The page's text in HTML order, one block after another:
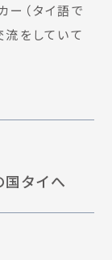
ー（タイ語で
流をしていて
国タイへ